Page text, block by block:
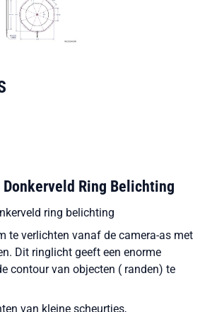
Donkerveld Ring Belichting
ring belichting
te verlichten vanaf de camera-as met
Dit ringlicht geeft een enorme
contour van objecten ( randen) te
van kleine scheurtjes,